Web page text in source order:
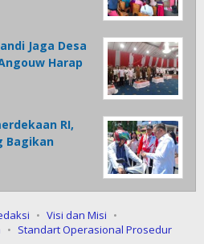
Jaga Desa
Harap
RI,
Bagikan
Visi dan Misi
Standart Operasional Prosedur